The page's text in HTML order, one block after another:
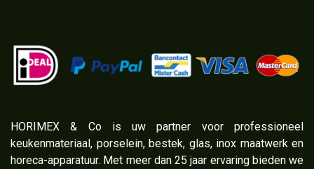
​HORIMEX & Co is uw partner voor professioneel
keukenmateriaal, porselein, bestek, glas, inox maatwerk en
horeca-apparatuur. Met meer dan 25 jaar ervaring bieden we